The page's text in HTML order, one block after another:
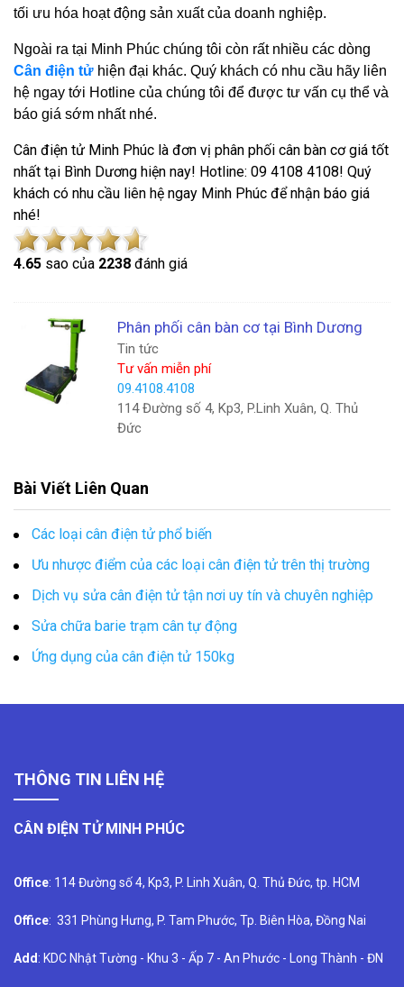
tối ưu hóa hoạt động sản xuất của doanh nghiệp.
Ngoài ra tại Minh Phúc chúng tôi còn rất nhiều các dòng
Cân điện tử hiện đại khác. Quý khách có nhu cầu hãy liên
hệ ngay tới Hotline của chúng tôi để được tư vấn cụ thể và
báo giá sớm nhất nhé.
Cân điện tử Minh Phúc là đơn vị phân phối cân bàn cơ giá tốt
nhất tại Bình Dương hiện nay! Hotline: 09 4108 4108! Quý
khách có nhu cầu liên hệ ngay Minh Phúc để nhận báo giá
nhé!
4.65 sao của 2238 đánh giá
Phân phối cân bàn cơ tại Bình Dương
Tin tức
Tư vấn miễn phí
09.4108.4108
114 Đường số 4, Kp3, P.Linh Xuân, Q. Thủ
Đức
Bài Viết Liên Quan
Các loại cân điện tử phổ biến
Ưu nhược điểm của các loại cân điện tử trên thị trường
Dịch vụ sửa cân điện tử tận nơi uy tín và chuyên nghiệp
Sửa chữa barie trạm cân tự động
Ứng dụng của cân điện tử 150kg
THÔNG TIN LIÊN HỆ
CÂN ĐIỆN TỬ MINH PHÚC
Office: 114 Đường số 4, Kp3, P. Linh Xuân, Q. Thủ Đức, tp. HCM
Office: 331 Phùng Hưng, P. Tam Phước, Tp. Biên Hòa, Đồng Nai
Add : KDC Nhật Tường - Khu 3 - Ấp 7 - An Phước - Long Thành - ĐN